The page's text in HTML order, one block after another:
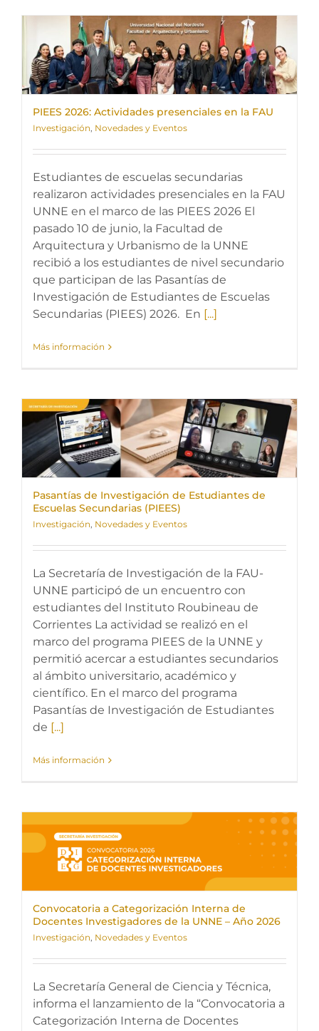
PIEES 2026: Actividades presenciales en la FAU
Investigación, Novedades y Eventos
Estudiantes de escuelas secundarias
realizaron actividades presenciales en la FAU
UNNE en el marco de las PIEES 2026 El
pasado 10 de junio, la Facultad de
Arquitectura y Urbanismo de la UNNE
recibió a los estudiantes de nivel secundario
que participan de las Pasantías de
Investigación de Estudiantes de Escuelas
Secundarias (PIEES) 2026. En [...]
Más información
Pasantías de Investigación de Estudiantes de
Escuelas Secundarias (PIEES)
Investigación, Novedades y Eventos
La Secretaría de Investigación de la FAU-
UNNE participó de un encuentro con
estudiantes del Instituto Roubineau de
Corrientes La actividad se realizó en el
marco del programa PIEES de la UNNE y
permitió acercar a estudiantes secundarios
al ámbito universitario, académico y
científico. En el marco del programa
Pasantías de Investigación de Estudiantes
de [...]
Más información
Convocatoria a Categorización Interna de
Docentes Investigadores de la UNNE – Año 2026
Investigación, Novedades y Eventos
La Secretaría General de Ciencia y Técnica,
informa el lanzamiento de la “Convocatoria a
Categorización Interna de Docentes